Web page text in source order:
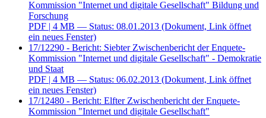
Kommission "Internet und digitale Gesellschaft" Bildung und
Forschung
PDF | 4 MB — Status: 08.01.2013 (Dokument, Link öffnet
ein neues Fenster)
17/12290 - Bericht: Siebter Zwischenbericht der Enquete-
Kommission "Internet und digitale Gesellschaft" - Demokratie
und Staat
PDF | 4 MB — Status: 06.02.2013 (Dokument, Link öffnet
ein neues Fenster)
17/12480 - Bericht: Elfter Zwischenbericht der Enquete-
Kommission "Internet und digitale Gesellschaft"